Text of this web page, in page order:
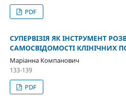
PDF
СУПЕРВІЗІЯ ЯК ІНСТРУМЕНТ
САМОСВІДОМОСТІ КЛІНІЧНИХ
Маріанна Компанович
133-139
PDF